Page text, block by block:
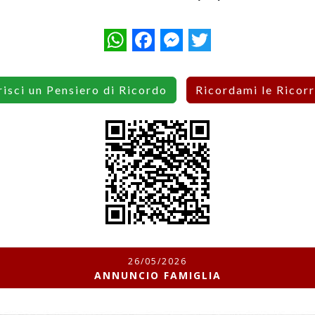
WhatsAppFacebookMessenger
Twitter
un Pensiero di Ricordo Ricordami le
26/05/2026
ANNUNCIO FAMIGLIA